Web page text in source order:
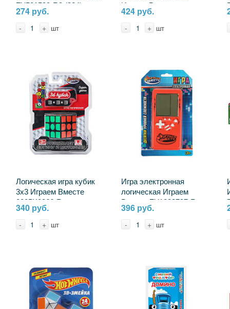
ZY501598-R3 (384)
274 руб.
- + шт
Играем Вместе
1604K1267-R1
424 руб.
- + шт
Логическая игра кубик
3х3 Играем Вместе
2205K0366-R
340 руб.
- + шт
Игра электронная
логическая Играем
Вместе ZY1223797-R
396 руб.
- + шт